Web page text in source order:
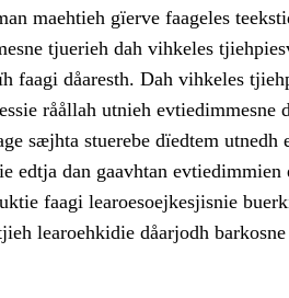
maehtieh gïerve faageles
tjuerieh dah vihkeles
faagi dåaresth. Dah vihkeles
råållah utnieh evtiedimmesne
sæjhta stuerebe dïedtem utnedh
edtja dan gaavhtan
faagi learoesoejkesjisnie
learoehkidie dåarjodh